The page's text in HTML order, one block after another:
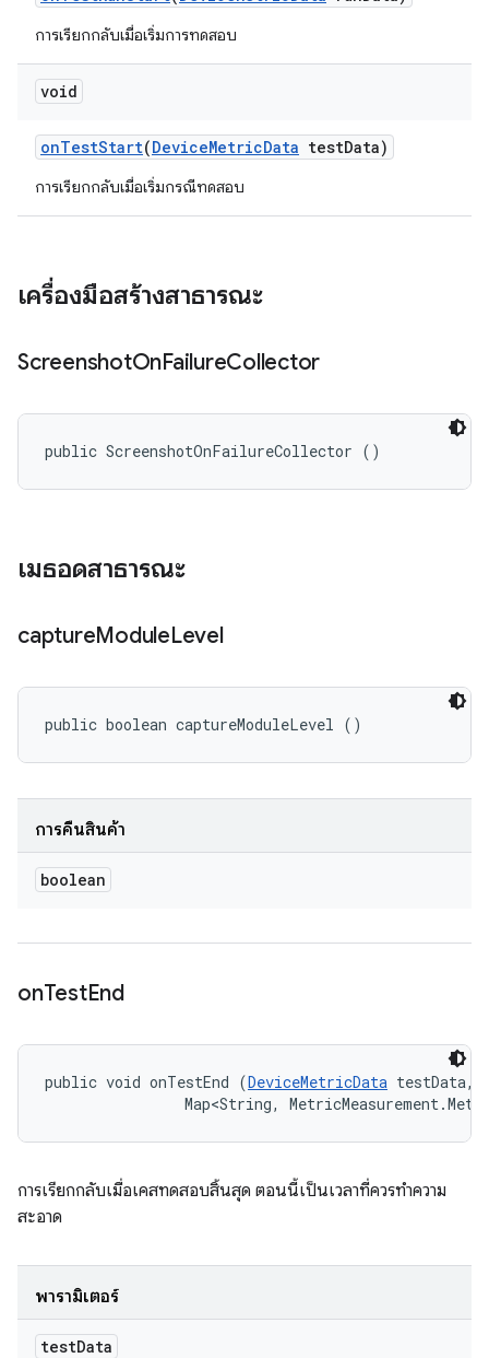
การเรียกกลับเมื่อเริ่มการทดสอบ
void
onTestStart(DeviceMetricData testData)
การเรียกกลับเมื่อเริ่มกรณีทดสอบ
เครื่องมือสร้างสาธารณะ
ScreenshotOnFailureCollector
public ScreenshotOnFailureCollector ()
เมธอดสาธารณะ
captureModuleLevel
public boolean captureModuleLevel ()
การคืนสินค้า
boolean
onTestEnd
public void onTestEnd (DeviceMetricData testData,
Map<String,
การเรียกกลับเมื่อเคสทดสอบสิ้นสุด ตอนนี้เป็นเวลาที่ควรทำความ
สะอาด
พารามิเตอร์
testData